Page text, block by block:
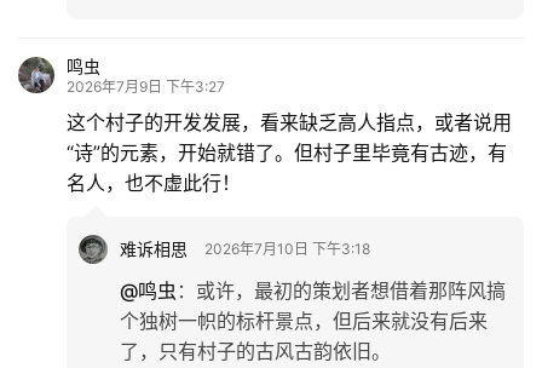
鸣虫
2026年7月9日 下午3:27
这个村子的开发发展，看来缺乏高人指点，或者说用
“诗”的元素，开始就错了。但村子里毕竟有古迹，有
名人，也不虚此行！
难诉相思 2026年7月10日 下午3:18
@鸣虫 ： 或许，最初的策划者想借着那阵风搞
个独树一帜的标杆景点，但后来就没有后来
了，只有村子的古风古韵依旧。